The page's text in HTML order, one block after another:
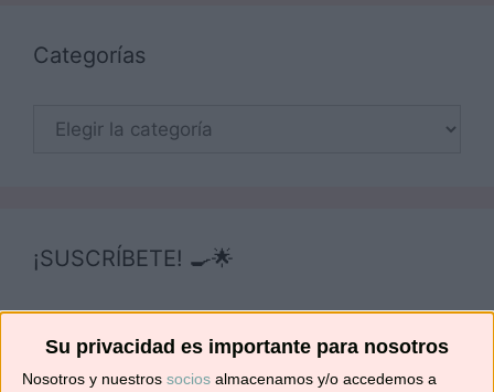
Su privacidad es importante para nosotros
Nosotros y nuestros socios almacenamos y/o accedemos a
Categorías
Categorías
¡SUSCRÍBETE! 🍳🌟
en tu correo.